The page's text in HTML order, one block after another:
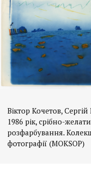
Віктор Кочетов,
1986 рік, срібно-
розфарбування.
фотографії (MOKSOP)